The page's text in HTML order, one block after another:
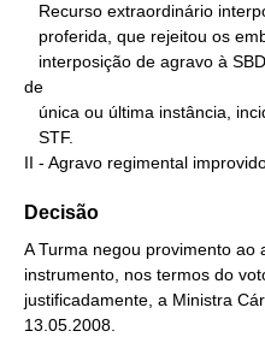
de
II - Agravo regimental
Decisão
A Turma negou provimento
instrumento, nos termos do
justificadamente, a Ministra
13.05.2008.